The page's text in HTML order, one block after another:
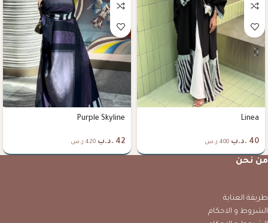
Linea
40 .د.ب 400 ر.س
Purple Skyline
42 .د.ب 420 ر.س
من نحن
طريقة العناية
الشروط و الاحكام